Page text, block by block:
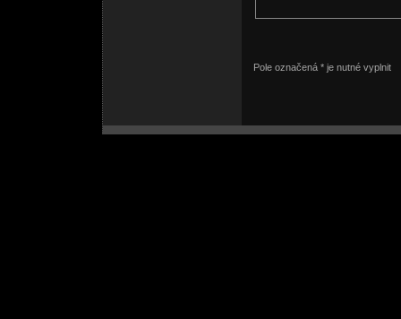
Pole označená * je nutné vyplnit